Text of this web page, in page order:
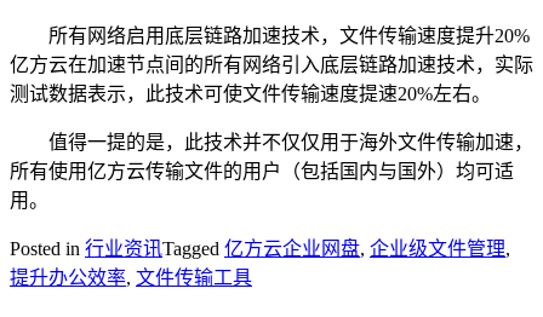
所有网络启用底层链路加速技术，文件传输速度提升20%
亿方云在加速节点间的所有网络引入底层链路加速技术，实际
测试数据表示，此技术可使文件传输速度提速20%左右。
值得一提的是，此技术并不仅仅用于海外文件传输加速，
所有使用亿方云传输文件的用户（包括国内与国外）均可适
用。
Posted in 行业资讯Tagged 亿方云企业网盘, 企业级文件管理,
提升办公效率, 文件传输工具